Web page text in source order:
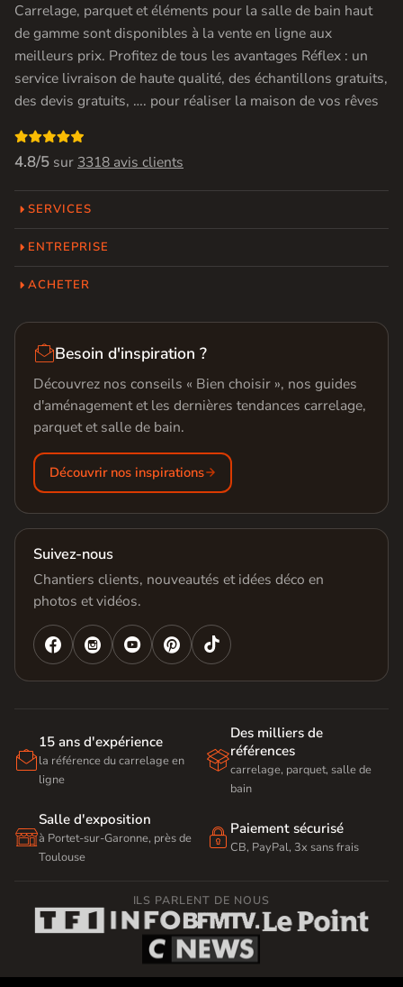
Carrelage, parquet et éléments pour la salle de bain haut
de gamme sont disponibles à la vente en ligne aux
meilleurs prix. Profitez de tous les avantages Réflex : un
service livraison de haute qualité, des échantillons gratuits,
des devis gratuits, …. pour réaliser la maison de vos rêves

4.8/5 sur 3318 avis clients
SERVICES
ENTREPRISE
ACHETER
Besoin d'inspiration ?
Découvrez nos conseils « Bien choisir », nos guides
d'aménagement et les dernières tendances carrelage,
parquet et salle de bain.
Découvrir nos inspirations
Suivez-nous
Chantiers clients, nouveautés et idées déco en
photos et vidéos.
   

15 ans d'expérience
la référence du carrelage en
ligne

Des milliers de
références
carrelage, parquet, salle de
bain

Salle d'exposition
à Portet-sur-Garonne, près de
Toulouse
 Paiement sécurisé
CB, PayPal, 3x sans frais
ILS PARLENT DE NOUS